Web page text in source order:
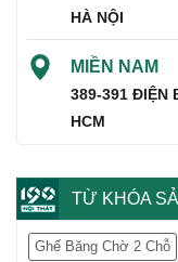
HÀ NỘI
MIỀN NAM
389-391 ĐIỆN
HCM
TỪ KHÓA
Ghế Băng Chờ 2 Chỗ